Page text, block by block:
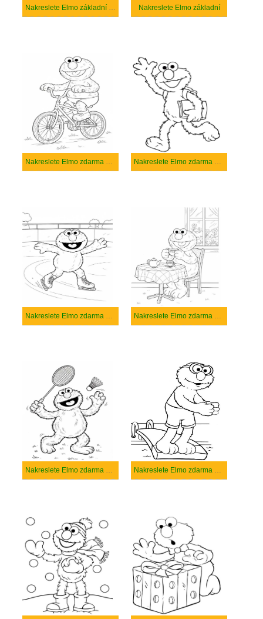
Nakreslete Elmo základní tisknutelné Nakreslete Elmo základní
Nakreslete Elmo zdarma pro děti Nakreslete Elmo zdarma prostý tisknutelné
Nakreslete Elmo zdarma prostý Nakreslete Elmo zdarma snadný tisknutelné
Nakreslete Elmo zdarma snadný Nakreslete Elmo zdarma základní tisknutelné